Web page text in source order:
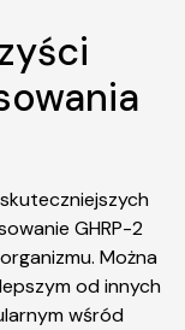
GHRP-2
Można
od innych
wśród